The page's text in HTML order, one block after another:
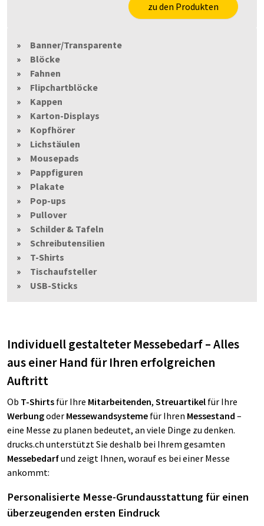
zu den Produkten
Banner/Transparente
Blöcke
Fahnen
Flipchartblöcke
Kappen
Karton-Displays
Kopfhörer
Lichstäulen
Mousepads
Pappfiguren
Plakate
Pop-ups
Pullover
Schilder & Tafeln
Schreibutensilien
T-Shirts
Tischaufsteller
USB-Sticks
Individuell gestalteter Messebedarf – Alles
aus einer Hand für Ihren erfolgreichen
Auftritt
Ob T-Shirts für Ihre Mitarbeitenden, Streuartikel für Ihre
Werbungoder Messewandsysteme für Ihren Messestand –
eine Messe zu planen bedeutet, an viele Dinge zu denken.
drucks.ch unterstützt Sie deshalb bei Ihrem gesamten
Messebedarfund zeigt Ihnen, worauf es bei einer Messe
ankommt:
Personalisierte Messe-Grundausstattung für einen
überzeugenden ersten Eindruck